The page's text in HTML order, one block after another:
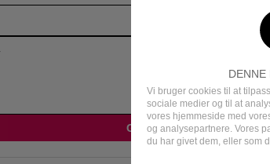
DENNE
Vi bruger cookies til at
sociale medier og til at
vores hjemmeside med
og analysepartnere. Vores
du har givet dem, eller som
Klaus
01 Juni